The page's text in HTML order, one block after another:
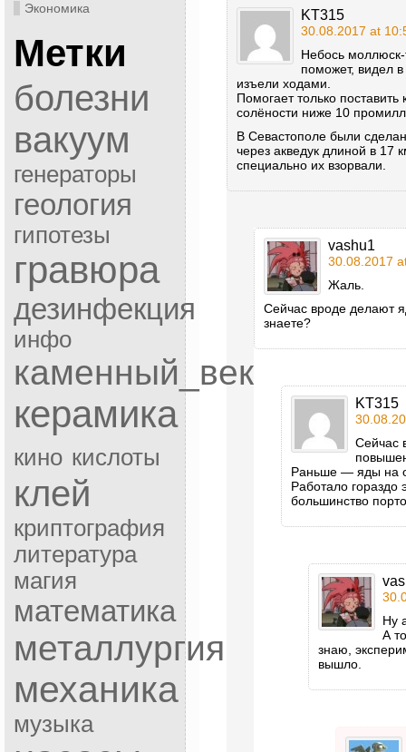
Экономика
Метки
болезни
вакуум
генераторы
геология
гипотезы
гравюра
дезинфекция
инфо
каменный_век
керамика
кино кислоты
клей
криптография
литература
магия
математика
металлургия
механика
музыка
KT315
30.08.2017 at
Небось
поможет, видел
изъели ходами.
Помогает только
солёности ниже 10
В Севастополе были
через акведук длиной в 17
специально их взорвали.
vashu1
30.08.2017
Жаль.
Сейчас вроде делают
знаете?
KT315
Сейчас
Раньше — яды на
Работало гораздо
большинство
Ну
А
знаю,
вышло.